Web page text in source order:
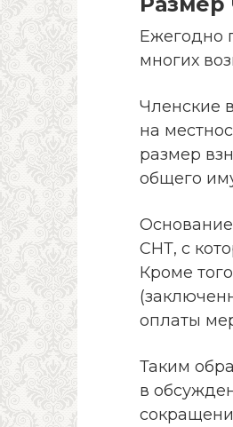
Ежегодно
многих
Членские
на
размер
общего
СНТ, с
Кроме
оплаты
Таким
в